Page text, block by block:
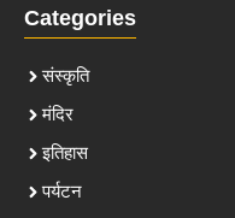
Categories
संस्कृति
मंदिर
इतिहास
पर्यटन